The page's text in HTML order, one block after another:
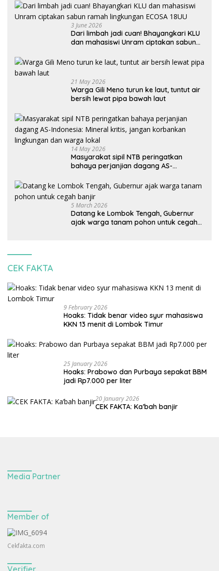
3 June 2026
Dari limbah jadi cuan! Bhayangkari KLU
dan mahasiswi Unram ciptakan sabun
21 May 2026
Warga Gili Meno turun ke laut, tuntut air
bersih lewat pipa bawah laut
14 May 2026
Masyarakat sipil NTB peringatkan
bahaya perjanjian dagang AS-
korbankan lingkungan dan warga lokal
5 March 2026
Datang ke Lombok Tengah, Gubernur
ajak warga tanam pohon untuk cegah
CEK FAKTA
9 February 2026
Hoaks: Tidak benar video syur mahasiswa
KKN 13 menit di Lombok Timur
25 January 2026
Hoaks: Prabowo dan Purbaya sepakat BBM
jadi Rp7.000 per liter
20 January 2026
CEK FAKTA: Ka’bah banjir
Media Partner
Member of
Cekfakta.com
Verifier